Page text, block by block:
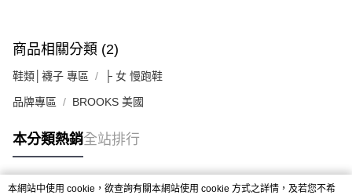
商品相關分類 (2)
鞋類│襪子 專區 ├ 女 慢跑鞋
品牌專區 BROOKS 美國
本分類熱銷全站排行
本網站中使用 cookie，欲查詢有關本網站使用 cookie 方式之詳情，及若您不希